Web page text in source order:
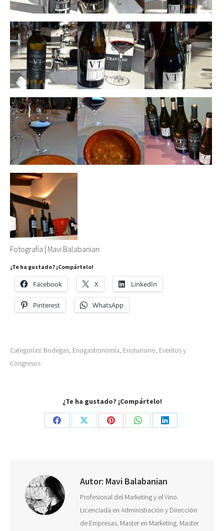
Fotografía | Mavi Balabanian
¿Te ha gustado? ¡Compártelo!
Facebook X LinkedIn
Pinterest WhatsApp
Categorías: Bodegas, Enogastronomía, Enoturismo, Eventos y
Congresos
¿Te ha gustado? ¡Compártelo!
Share
Share
Share
Share
Share
Autor: Mavi Balabanian
Profesional del Marketing y el Vino.
Licenciada en Administración y Dirección
de Empresas. Master en Marketing. Master